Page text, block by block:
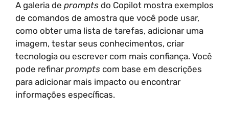
A galeria de prompts do Copilot mostra exemplos
de comandos de amostra que você pode usar,
como obter uma lista de tarefas, adicionar uma
imagem, testar seus conhecimentos, criar
tecnologia ou escrever com mais confiança. Você
pode refinarprompts com base em descrições
para adicionar mais impacto ou encontrar
informações específicas.